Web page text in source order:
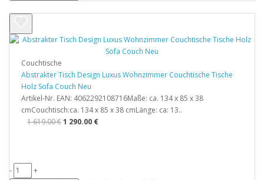
Couchtische
Abstrakter Tisch Design Luxus Wohnzimmer Couchtische Tische
Holz Sofa Couch Neu
Artikel-Nr. EAN: 4062292108716Maße: ca. 134 x 85 x 38
cmCouchtisch:ca. 134 x 85 x 38 cmLänge: ca: 13..
1 619.00 €1 290.00 €
-
+